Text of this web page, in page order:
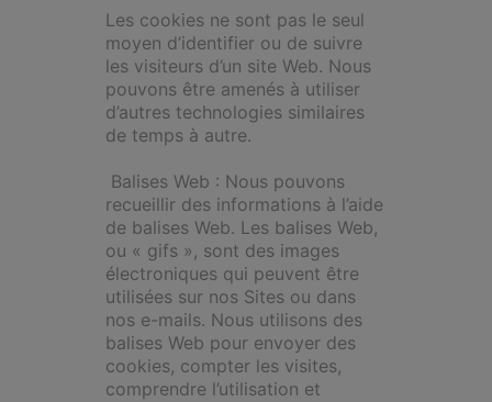
Les cookies ne sont pas le seul
moyen d’identifier ou de suivre
les visiteurs d’un site Web. Nous
pouvons être amenés à utiliser
d’autres technologies similaires
de temps à autre.
Balises Web : Nous pouvons
recueillir des informations à l’aide
de balises Web. Les balises Web,
ou « gifs », sont des images
électroniques qui peuvent être
utilisées sur nos Sites ou dans
nos e-mails. Nous utilisons des
balises Web pour envoyer des
cookies, compter les visites,
comprendre l’utilisation et